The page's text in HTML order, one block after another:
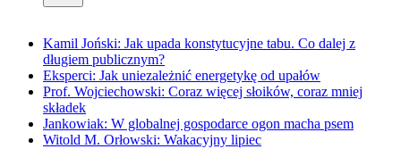
Kamil Joński: Jak upada konstytucyjne tabu. Co dalej z
długiem publicznym?
Eksperci: Jak uniezależnić energetykę od upałów
Prof. Wojciechowski: Coraz więcej słoików, coraz mniej
składek
Jankowiak: W globalnej gospodarce ogon macha psem
Witold M. Orłowski: Wakacyjny lipiec